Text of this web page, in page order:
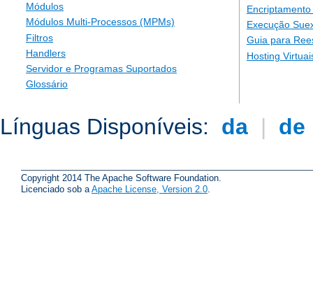
Módulos
Módulos Multi-Processos (MPMs)
Filtros
Handlers
Servidor e Programas Suportados
Glossário
Execução
Guia para
Hosting
Línguas Disponíveis: da | de
Copyright 2014 The Apache Software Foundation.
Licenciado sob a Apache License, Version 2.0